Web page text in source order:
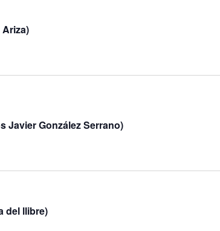
Javier González Serrano)
del llibre)